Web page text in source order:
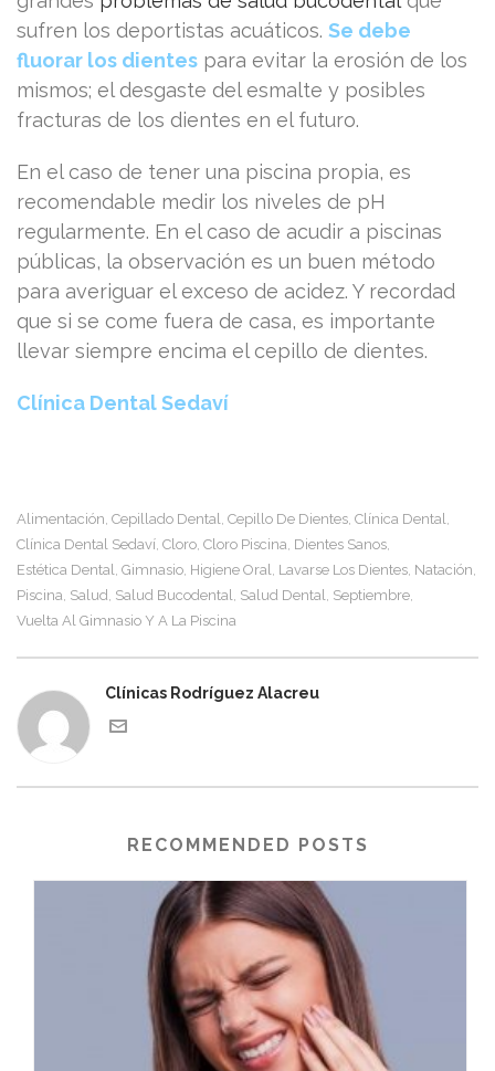
sufren los deportistas acuáticos. Se debe
fluorar los dientes para evitar la erosión de los
mismos; el desgaste del esmalte y posibles
fracturas de los dientes en el futuro.
En el caso de tener una piscina propia, es
recomendable medir los niveles de pH
regularmente. En el caso de acudir a piscinas
públicas, la observación es un buen método
para averiguar el exceso de acidez. Y recordad
que si se come fuera de casa, es importante
llevar siempre encima el cepillo de dientes.
Clínica Dental Sedaví
Alimentación Cepillado Dental Cepillo De Dientes Clínica Dental
Clínica Dental Sedaví Cloro Cloro Piscina Dientes Sanos
Estética Dental Gimnasio Higiene Oral Lavarse Los Dientes Natación
Piscina Salud Salud Bucodental Salud Dental Septiembre
Vuelta Al Gimnasio Y A La Piscina
Clínicas Rodríguez Alacreu
RECOMMENDED POSTS